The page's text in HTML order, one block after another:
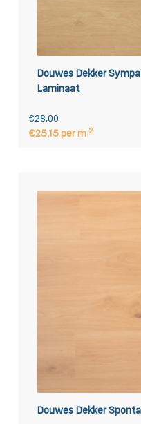
Douwes Dekker
Laminaat
€28,00
€25,15 per m 2
Douwes Dekker